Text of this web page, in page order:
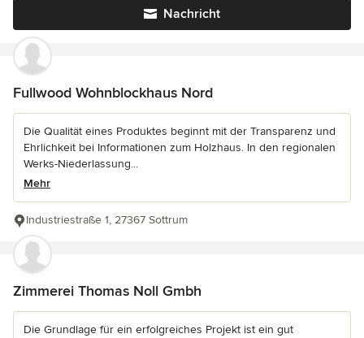
Nachricht
Fullwood Wohnblockhaus Nord
Die Qualität eines Produktes beginnt mit der Transparenz und
Ehrlichkeit bei Informationen zum Holzhaus. In den regionalen
Werks-Niederlassung...
Mehr
Industriestraße 1, 27367 Sottrum
Zimmerei Thomas Noll Gmbh
Die Grundlage für ein erfolgreiches Projekt ist ein gut